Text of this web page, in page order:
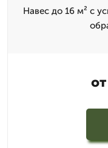
Навес до 16 м² с